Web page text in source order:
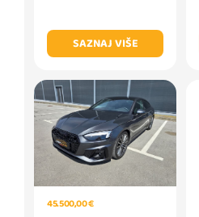
SAZNAJ VIŠE
45.500,00 €